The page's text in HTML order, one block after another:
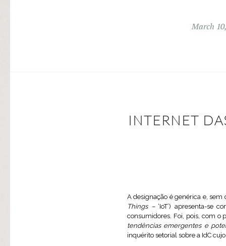
March
INTERNET
A designação é genérica e, sem
Things – ‘IoT’) apresenta-se
consumidores. Foi, pois, com o
tendências emergentes e
inquérito setorial sobre a IdC